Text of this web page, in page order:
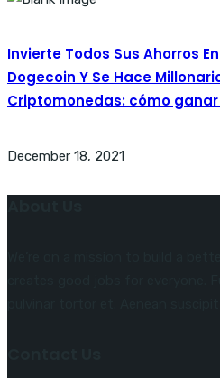
Invierte Todos Sus Ahorros
Dogecoin Y Se Hace
Criptomonedas: cómo
December 18, 2021